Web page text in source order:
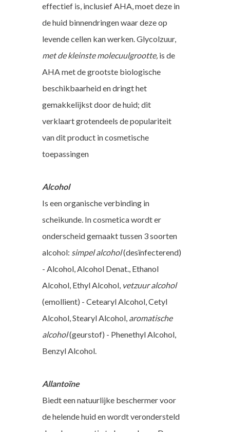
effectief is, inclusief AHA, moet deze in
de huid binnendringen waar deze op
levende cellen kan werken. Glycolzuur,
met de kleinste molecuulgrootte, is de
AHA met de grootste biologische
beschikbaarheid en dringt het
gemakkelijkst door de huid; dit
verklaart grotendeels de populariteit
van dit product in cosmetische
toepassingen
Alcohol
Is een organische verbinding in
scheikunde. In cosmetica wordt er
onderscheid gemaakt tussen 3 soorten
alcohol: simpel alcohol(desïnfecterend)
- Alcohol, Alcohol Denat., Ethanol
Alcohol, Ethyl Alcohol, vetzuur alcohol
(emollient) - Cetearyl Alcohol, Cetyl
Alcohol, Stearyl Alcohol, aromatische
alcohol(geurstof) - Phenethyl Alcohol,
Benzyl Alcohol.
Allantoïne
Biedt een natuurlijke beschermer voor
de helende huid en wordt verondersteld